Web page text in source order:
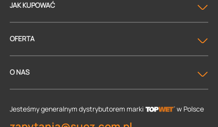
JAK KUPOWAĆ
OFERTA
O NAS
Jesteśmy generalnym dystrybutorem marki w Polsce